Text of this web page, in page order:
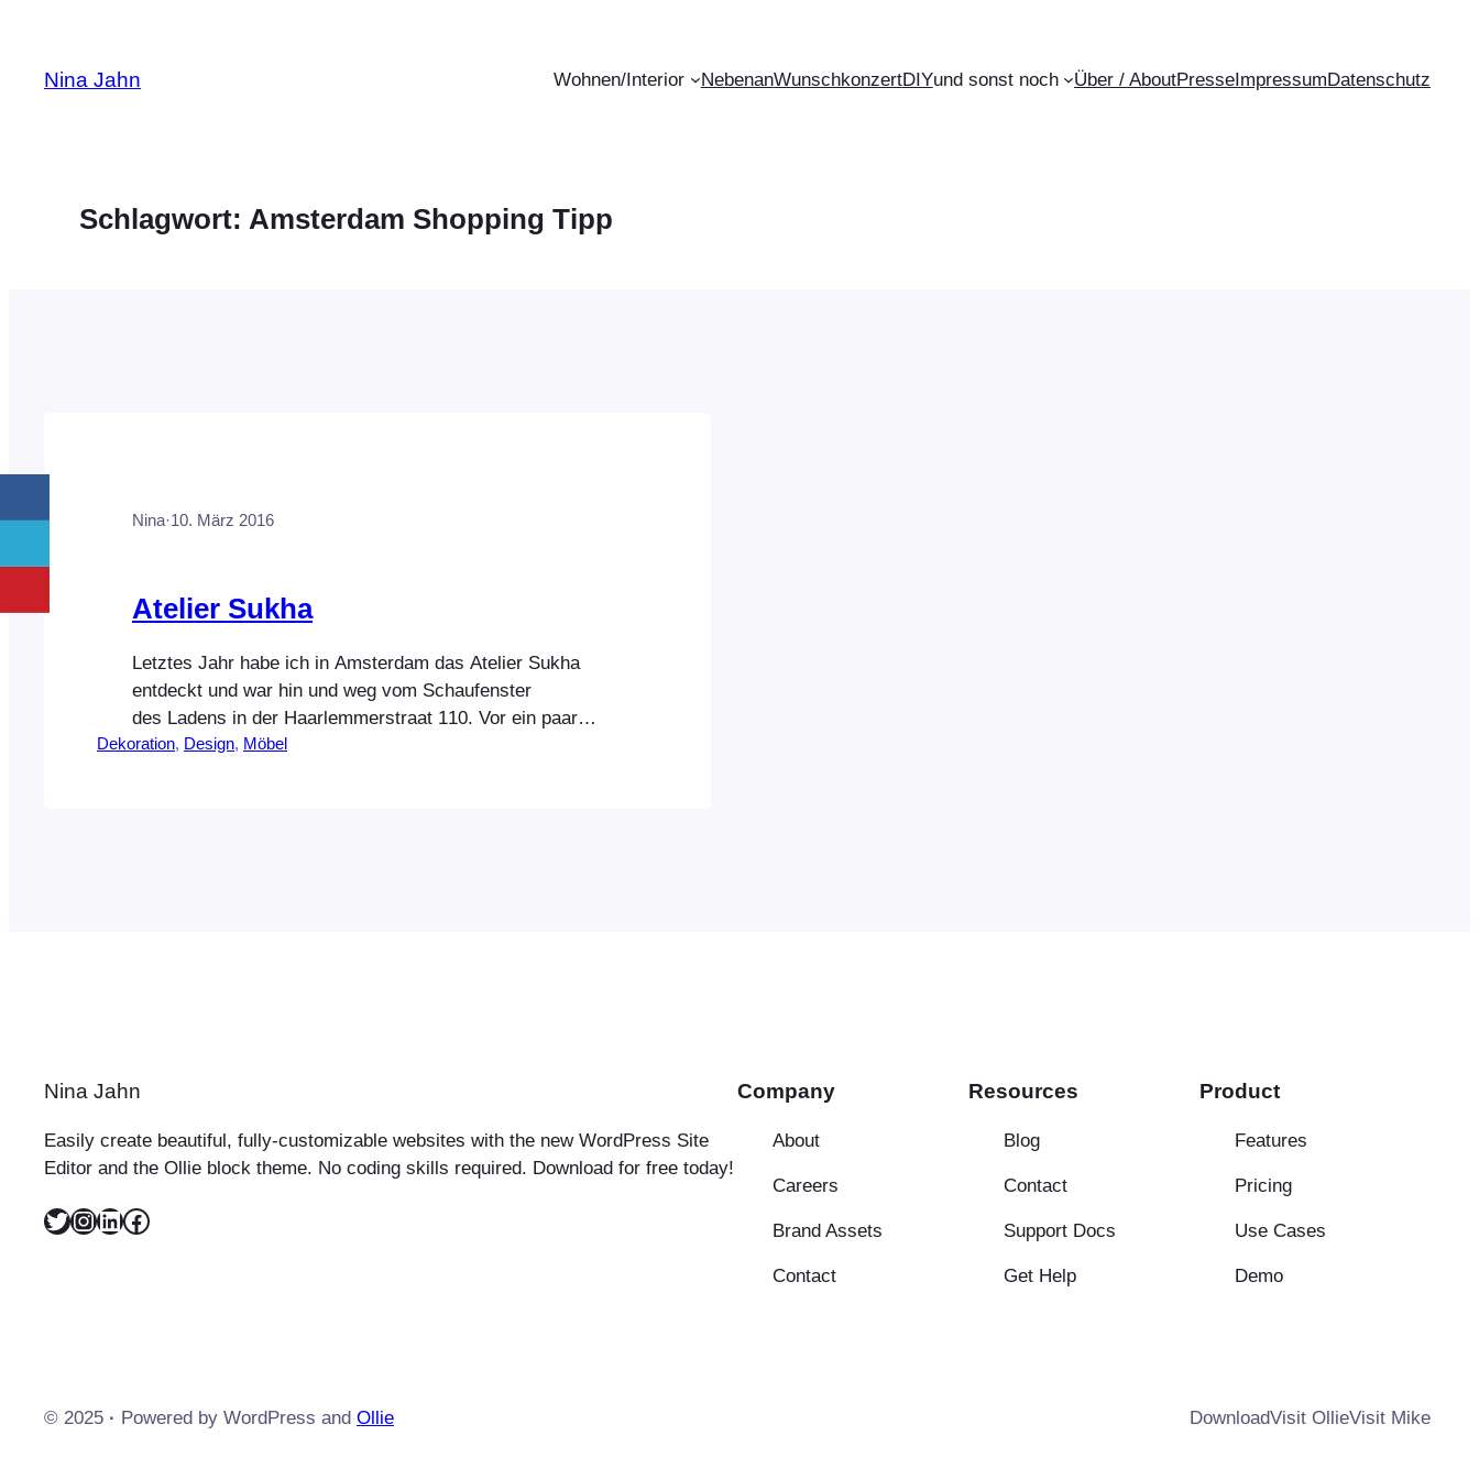
springen
Nina Jahn Wohnen/Interior NebenanWunschkonzertDIYund sonst noch Über / AboutPresseImpressumDatenschutz
Schlagwort: Amsterdam Shopping Tipp
Nina·10. März 2016
Atelier Sukha
Letztes Jahr habe ich in Amsterdam das Atelier Sukha
entdeckt und war hin und weg vom Schaufenster
des Ladens in der Haarlemmerstraat 110. Vor ein paar
Wochen sind sie mir dann auf Instagram wieder über den
Dekoration, Design, Möbel
Nina Jahn
Easily create beautiful, fully-customizable websites with the new WordPress Site
Editor and the Ollie block theme. No coding skills required. Download for free today!
Twitter InstagramLinkedIn Facebook
Company
About
Careers
Brand Assets
Contact
Resources
Blog
Contact
Support Docs
Get Help
Product
Features
Pricing
Use Cases
Demo
© 2025 · Powered by WordPress and Ollie DownloadVisit OllieVisit Mike